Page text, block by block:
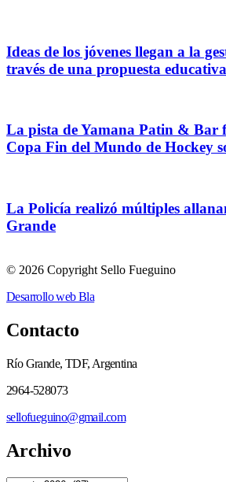
Ideas de los jóvenes llegan a la
través de una propuesta educativa
La pista de Yamana Patin & Bar
Copa Fin del Mundo de Hockey
La Policía realizó múltiples
Grande
© 2026 Copyright Sello Fueguino
Desarrollo web Bla
Contacto
Río Grande, TDF, Argentina
2964-528073
sellofueguino@gmail.com
Archivo